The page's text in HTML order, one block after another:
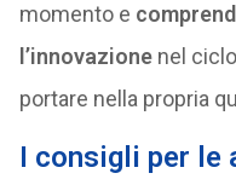
momento e
l’innovazione nel
portare nella propria
I consigli per le